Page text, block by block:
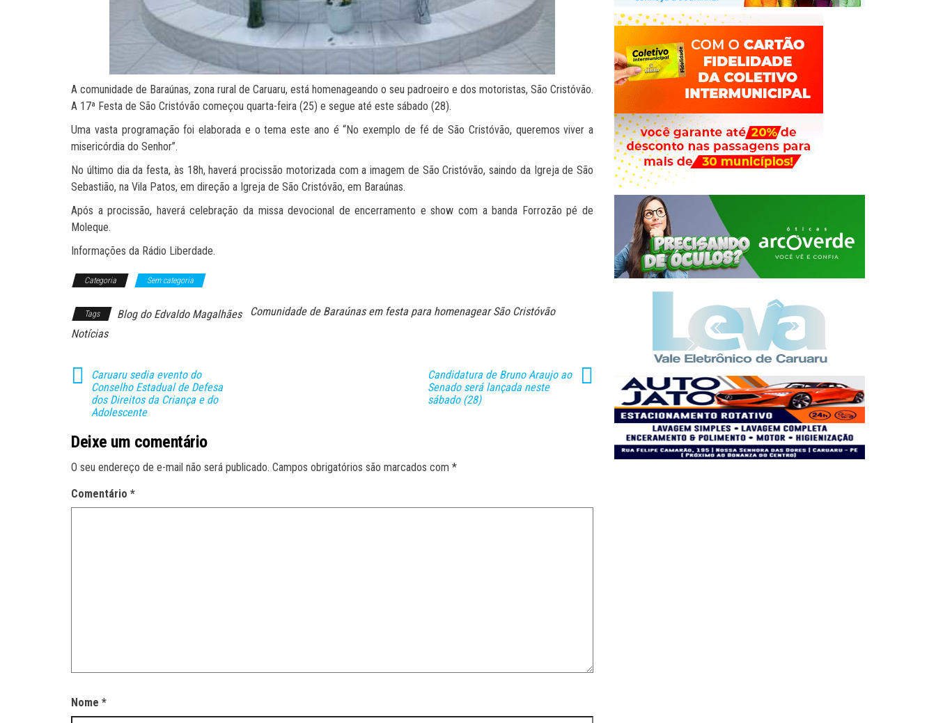
A comunidade de Baraúnas, zona rural de Caruaru, está homenageando o seu padroeiro e dos motoristas, São Cristóvão.
A 17ª Festa de São Cristóvão começou quarta-feira (25) e segue até este sábado (28).
Uma vasta programação foi elaborada e o tema este ano é “No exemplo de fé de São Cristóvão, queremos viver a
misericórdia do Senhor”.
No último dia da festa, às 18h, haverá procissão motorizada com a imagem de São Cristóvão, saindo da Igreja de São
Sebastião, na Vila Patos, em direção a Igreja de São Cristóvão, em Baraúnas.
Após a procissão, haverá celebração da missa devocional de encerramento e show com a banda Forrozão pé de
Moleque.
Informações da Rádio Liberdade.
Categoria Sem categoria
Tags Blog do Edvaldo Magalhães
Comunidade de Baraúnas em festa para homenagear São Cristóvão
Notícias
Caruaru sedia evento do
Conselho Estadual de Defesa
dos Direitos da Criança e do
Adolescente
Candidatura de Bruno Araujo ao
Senado será lançada neste
sábado (28)
Deixe um comentário
O seu endereço de e-mail não será publicado. Campos obrigatórios são marcados com *
Comentário *
Nome *